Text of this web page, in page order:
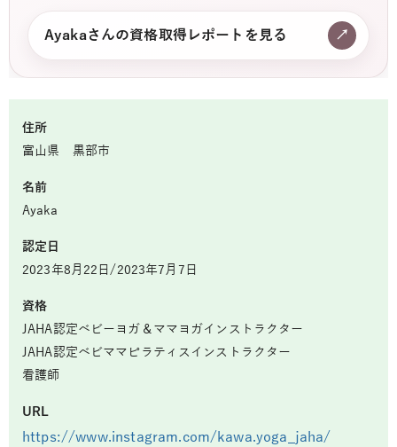
Ayakaさんの資格取得レポートを見る ↗
住所
富山県 黒部市
名前
Ayaka
認定日
2023年8月22日/2023年7月7日
資格
JAHA認定ベビーヨガ＆ママヨガインストラクター
JAHA認定ベビママピラティスインストラクター
看護師
URL
https://www.instagram.com/kawa.yoga_jaha/